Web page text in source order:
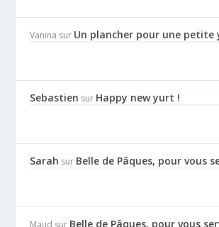
Vanina sur Un plancher pour une petite
Sebastien sur Happy new yurt !
Sarah sur Belle de Pâques, pour vous
Belle de Pâques, pour vous